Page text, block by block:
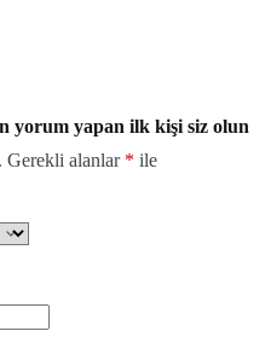
yorum yapan ilk kişi siz olun
Gerekli alanlar * ile